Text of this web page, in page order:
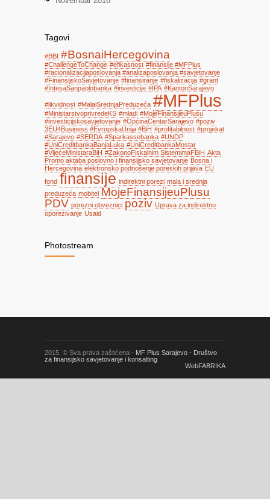
Tagovi
#BBI #BosnaiHercegovina
#ChallengeToChange #efikasnost #finansije #MFPlus
#racionalizacijaposlovanja #analizaposlovanja #savjetovanje
#FinansijskoSavjetovanje #finansiranje #fiskalizacija #grant
#IntesaSanpaolobanka #investicije #IPA #KantonSarajevo
#likvidnost #MalaiSrednjaPreduzeća #MFPlus
#MinistarstvoprivredeKS #mladi #MojeFinansijeuPlusu
#investicijskosavjetovanje #OpćinaCentarSarajevo #poziv
3EU4Business #EvropskaUnija #BiH #profitabilnost #projekat
#Sarajevo #SERDA #Sparkassebanka #UNDP
#UniCreditbankaBanjaLuka #UniCreditbankaMostar
#VijećeMinistaraBiH #ZakonoFiskalnim SistemimaFBiH Akta
Promo aktaba poslovno i finansijsko savjetovanje Bosna i
Hercegovina elektronsko podnošenje poreskih prijava EU
fond finansije indirektni porezi mala i srednja
preduzeća mobitel MojeFinansijeuPlusu
PDV porezni obveznici poziv Uprava za indirektno
oporezivanje Usaid
Photostream
2015. © Sva prava zaštićena - MF Plus Sarajevo - Društvo
za finansijsko savjetovanje i konsalting
WebFABRIKA